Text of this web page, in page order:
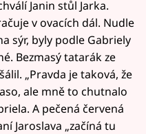
Janin stůl Jarka.
v ovacích dál. Nudle
sýr, byly podle Gabriely
Bezmasý tatarák ze
„Pravda je taková, že
ale mně to chutnalo
A pečená červená
Jaroslava „začíná tu